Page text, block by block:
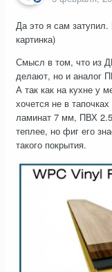
Да это я сам
картинка)
Смысл в том, что из
делают, но и аналог
А так как на кухне у
хочется не в
ламинат 7 мм, ПВХ
теплее, но фиг его
такого покрытия.